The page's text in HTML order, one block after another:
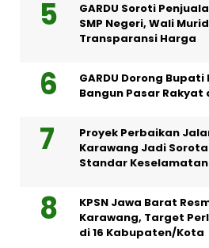
GARDU Soroti
SMP Negeri, Wali
Transparansi Harga
GARDU Dorong
Bangun Pasar Rakyat
Proyek Perbaikan
Karawang Jadi
Standar
KPSN Jawa Barat
Karawang, Target
di 16 Kabupaten/Kota